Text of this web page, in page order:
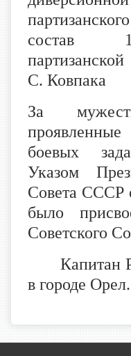
состав
С. Ковпака
За
боевых
Указом
Совета СССР
было
Советского
Капитан
в городе Орел.